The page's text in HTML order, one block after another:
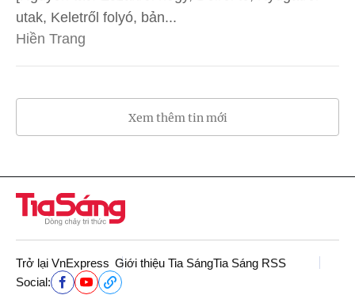
utak, Keletről folyó, bản...
Hiền Trang
Xem thêm tin mới
Trở lại VnExpress Giới thiệu Tia SángTia Sáng RSS
Social: